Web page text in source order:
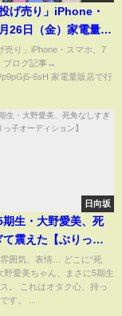
げ売り」iPhone・
26日（金）家電量販
・au・ソフトバン
iPhone15/14、
括も少し。Redmi
売り」iPhone・スマホ、7
ブログ記事→
6sH 家電量販店で行
日向坂
期生・大野愛美、死
震えた【ぶりっ子
ョン】
囲気、表情… どこに“死
野愛美ちゃん、まさに5期生
。 これはオタク心、持っ
す。 ...